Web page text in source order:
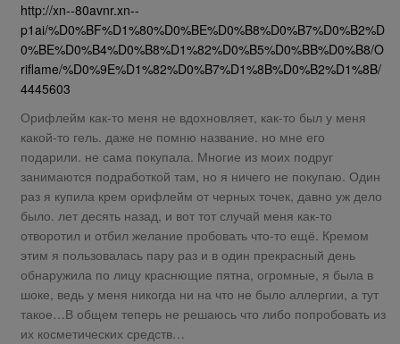
http://xn--80avnr.xn--
p1ai/%D0%BF%D1%80%D0%BE%D0%B8%D0%B7%D0%B2%D
0%BE%D0%B4%D0%B8%D1%82%D0%B5%D0%BB%D0%B8/O
riflame/%D0%9E%D1%82%D0%B7%D1%8B%D0%B2%D1%8B/
4445603
Орифлейм как-то меня не вдохновляет, как-то был у меня
какой-то гель. даже не помню название. но мне его
подарили. не сама покупала. Многие из моих подруг
занимаются подработкой там, но я ничего не покупаю. Один
раз я купила крем орифлейм от черных точек, давно уж дело
было. лет десять назад, и вот тот случай меня как-то
отворотил и отбил желание пробовать что-то ещё. Кремом
этим я пользовалась пару раз и в один прекрасный день
обнаружила по лицу краснющие пятна, огромные, я была в
шоке, ведь у меня никогда ни на что не было аллергии, а тут
такое…В общем теперь не решаюсь что либо попробовать из
их косметических средств…